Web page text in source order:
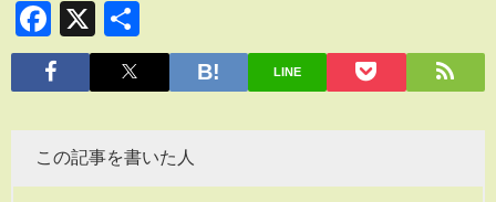
Facebook
X
有
LINE
この記事を書いた人